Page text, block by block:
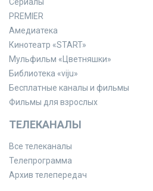
PREMIER
Амедиатека
Кинотеатр «START»
Мульфильм «Цветняшки»
Библиотека «viju»
Бесплатные каналы и фильмы
Фильмы для взрослых
ТЕЛЕКАНАЛЫ
Все телеканалы
Телепрограмма
Архив телепередач